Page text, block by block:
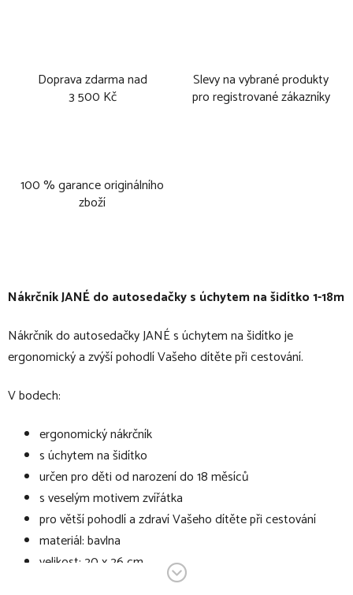
Doprava zdarma nad
3 500 Kč
Slevy na vybrané produkty
pro registrované zákazníky
100 % garance originálního
zboží
Nákrčník JANÉ do autosedačky s úchytem na šidítko 1-18m
Nákrčník do autosedačky JANÉ s úchytem na šidítko je
ergonomický a zvýší pohodlí Vašeho dítěte při cestování.
V bodech:
ergonomický nákrčník
s úchytem na šidítko
určen pro děti od narození do 18 měsíců
s veselým motivem zvířátka
pro větší pohodlí a zdraví Vašeho dítěte při cestování
materiál: bavlna
velikost: 20 x 26 cm
velikost balení: 22 x 30 cm